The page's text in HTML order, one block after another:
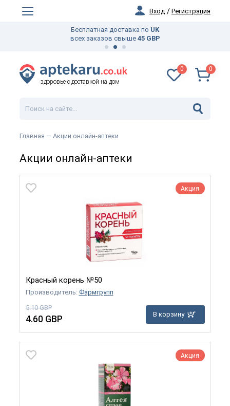
Вход / Регистрация
Бесплатная доставка по UK
всех заказов свыше 45 GBP
здоровье с доставкой на дом
0 0
Главная — Акции онлайн-аптеки
Акции онлайн-аптеки
Акция
Красный корень №50
Производитель: Фармгрупп
5.10 GBP
4.60 GBP В корзину
Акция